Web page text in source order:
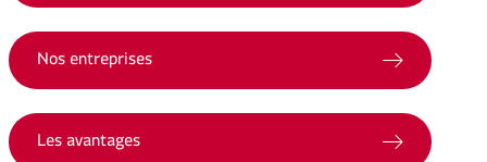
Nos entreprises
Les avantages